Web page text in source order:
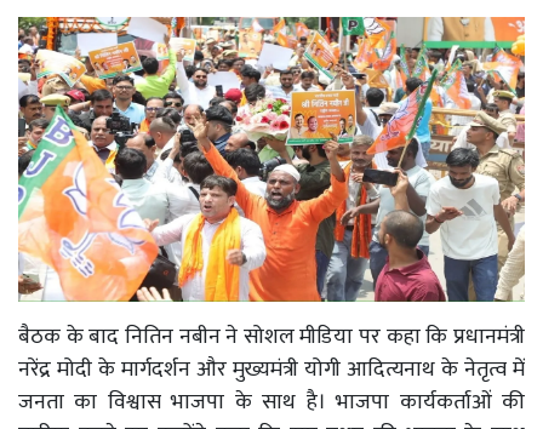
बैठक के बाद नितिन नबीन ने सोशल मीडिया पर कहा कि प्रधानमंत्री
नरेंद्र मोदी के मार्गदर्शन और मुख्यमंत्री योगी आदित्यनाथ के नेतृत्व में
जनता का विश्वास भाजपा के साथ है। भाजपा कार्यकर्ताओं की